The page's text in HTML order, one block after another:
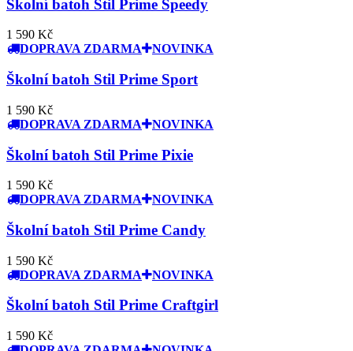
Školní batoh Stil Prime Speedy
1 590 Kč
DOPRAVA ZDARMA
NOVINKA
Školní batoh Stil Prime Sport
1 590 Kč
DOPRAVA ZDARMA
NOVINKA
Školní batoh Stil Prime Pixie
1 590 Kč
DOPRAVA ZDARMA
NOVINKA
Školní batoh Stil Prime Candy
1 590 Kč
DOPRAVA ZDARMA
NOVINKA
Školní batoh Stil Prime Craftgirl
1 590 Kč